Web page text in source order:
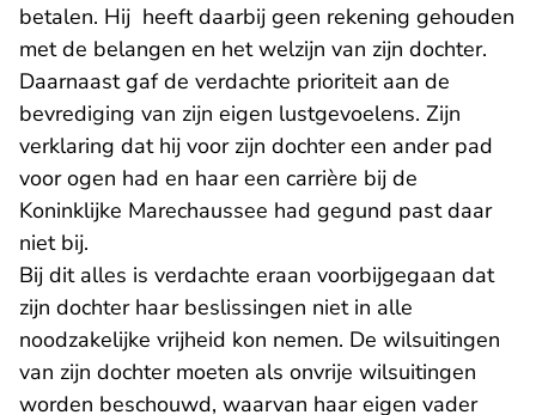
betalen. Hij heeft daarbij geen rekening gehouden
met de belangen en het welzijn van zijn dochter.
Daarnaast gaf de verdachte prioriteit aan de
bevrediging van zijn eigen lustgevoelens. Zijn
verklaring dat hij voor zijn dochter een ander pad
voor ogen had en haar een carrière bij de
Koninklijke Marechaussee had gegund past daar
niet bij.
Bij dit alles is verdachte eraan voorbijgegaan dat
zijn dochter haar beslissingen niet in alle
noodzakelijke vrijheid kon nemen. De wilsuitingen
van zijn dochter moeten als onvrije wilsuitingen
worden beschouwd, waarvan haar eigen vader